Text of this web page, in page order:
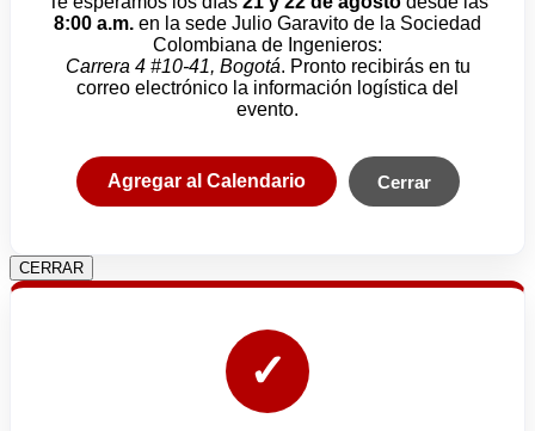
8:00 a.m. en la sede Julio Garavito de la Sociedad
Colombiana de Ingenieros:
Carrera 4 #10-41, Bogotá. Pronto recibirás en tu
correo electrónico la información logística del
evento.
Agregar al Calendario Cerrar
CERRAR
✓